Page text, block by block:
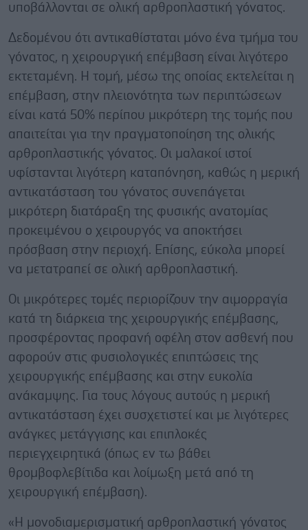
υποβάλλονται σε ολική αρθροπλαστική γόνατος.
Δεδομένου ότι αντικαθίσταται μόνο ένα τμήμα του
γόνατος, η χειρουργική επέμβαση είναι λιγότερο
εκτεταμένη. Η τομή, μέσω της οποίας εκτελείται η
επέμβαση, στην πλειονότητα των περιπτώσεων
είναι κατά 50% περίπου μικρότερη της τομής που
απαιτείται για την πραγματοποίηση της ολικής
αρθροπλαστικής γόνατος. Οι μαλακοί ιστοί
υφίστανται λιγότερη καταπόνηση, καθώς η μερική
αντικατάσταση του γόνατος συνεπάγεται
μικρότερη διατάραξη της φυσικής ανατομίας
προκειμένου ο χειρουργός να αποκτήσει
πρόσβαση στην περιοχή. Επίσης, εύκολα μπορεί
να μετατραπεί σε ολική αρθροπλαστική.
Οι μικρότερες τομές περιορίζουν την αιμορραγία
κατά τη διάρκεια της χειρουργικής επέμβασης,
προσφέροντας προφανή οφέλη στον ασθενή που
αφορούν στις φυσιολογικές επιπτώσεις της
χειρουργικής επέμβασης και στην ευκολία
ανάκαμψης. Για τους λόγους αυτούς η μερική
αντικατάσταση έχει συσχετιστεί και με λιγότερες
ανάγκες μετάγγισης και επιπλοκές
περιεγχειρητικά (όπως εν τω βάθει
θρομβοφλεβίτιδα και λοίμωξη μετά από τη
χειρουργική επέμβαση).
«Η μονοδιαμερισματική αρθροπλαστική γόνατος